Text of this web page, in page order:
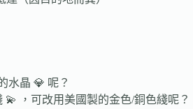
水晶 💎 呢？
，可改用美國製的金色/銅色綫呢？